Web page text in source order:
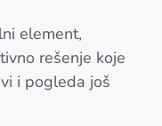
element,
rešenje koje
i pogleda još